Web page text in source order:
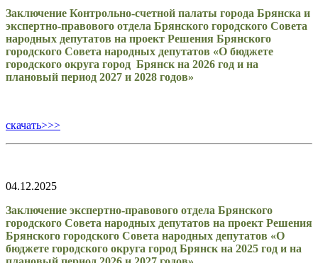
Заключение Контрольно-счетной палаты города Брянска и
экспертно-правового отдела Брянского городского Совета
народных депутатов на проект Решения Брянского
городского Совета народных депутатов «О бюджете
городского округа город Брянск на 2026 год и на
плановый период 2027 и 2028 годов»
скачать>>>
04.12.2025
Заключение экспертно-правового отдела Брянского
городского Совета народных депутатов на проект Решения
Брянского городского Совета народных депутатов «О
бюджете городского округа город Брянск на 2025 год и на